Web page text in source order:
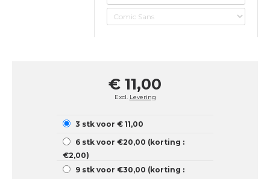
€ 11,00
Excl. Levering
3 stk voor € 11,00
6 stk voor €20,00 (korting :
€2,00)
9 stk voor €30,00 (korting :